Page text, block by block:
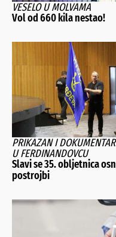
VESELO U MOLVAMA
Vol od 660 kila nestao!
PRIKAZAN I
U FERDINANDOVCU
Slavi se 35. obljetnica
postrojbi